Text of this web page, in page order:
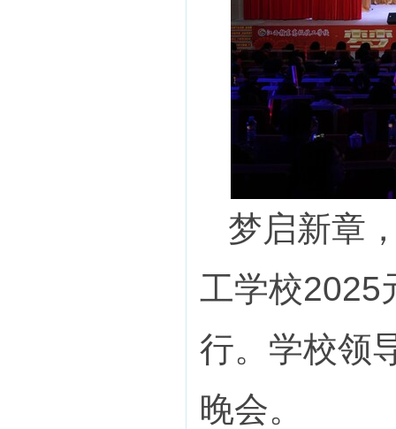
梦启新章
工学校2025
行。学校领
晚会。